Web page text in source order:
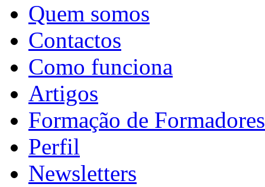
Quem somos
Contactos
Como funciona
Artigos
Formação de Formadores
Perfil
Newsletters